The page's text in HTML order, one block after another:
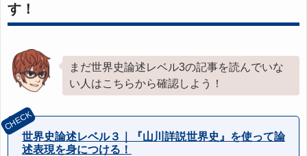
す！
まだ世界史論述レベル3の記事を読んでいな
い人はこちらから確認しよう！
世界史論述レベル３｜『山川詳説世界史』を使って論
述表現を身につける！